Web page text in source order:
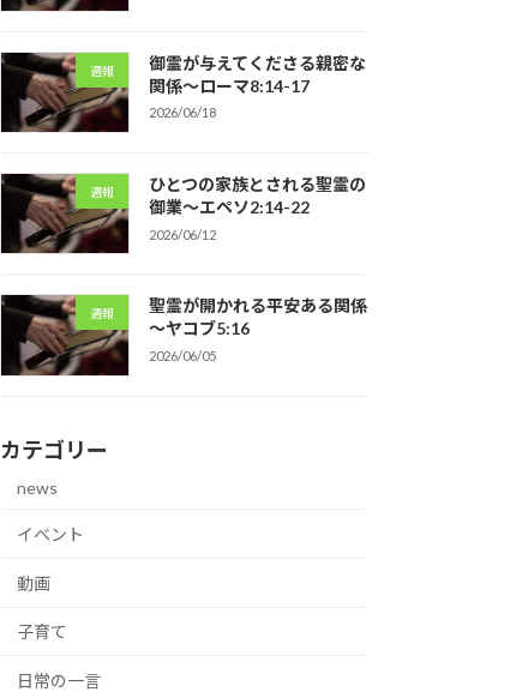
週報
御霊が与えてくださる親密な
関係～ローマ8:14-17
2026/06/18
週報
ひとつの家族とされる聖霊の
御業～エペソ2:14-22
2026/06/12
週報
聖霊が開かれる平安ある関係
～ヤコブ5:16
2026/06/05
カテゴリー
news
イベント
動画
子育て
日常の一言